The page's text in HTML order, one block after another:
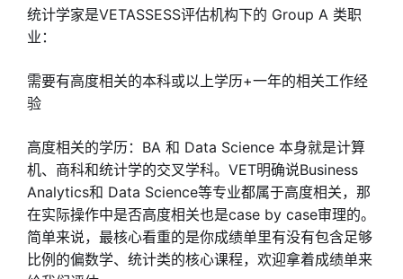
统计学家是VETASSESS评估机构下的 Group A 类职
业：
需要有高度相关的本科或以上学历+一年的相关工作经
验
高度相关的学历：BA 和 Data Science 本身就是计算
机、商科和统计学的交叉学科。VET明确说Business
Analytics和 Data Science等专业都属于高度相关，那
在实际操作中是否高度相关也是case by case审理的。
简单来说，最核心看重的是你成绩单里有没有包含足够
比例的偏数学、统计类的核心课程，欢迎拿着成绩单来